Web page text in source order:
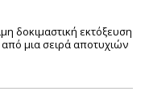
δοκιμαστική εκτόξευση
μια σειρά αποτυχιών